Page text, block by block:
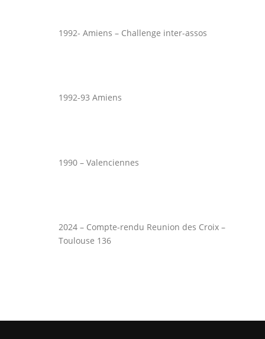
1992- Amiens – Challenge inter-assos
1992-93 Amiens
1990 – Valenciennes
2024 – Compte-rendu Reunion des Croix –
Toulouse 136